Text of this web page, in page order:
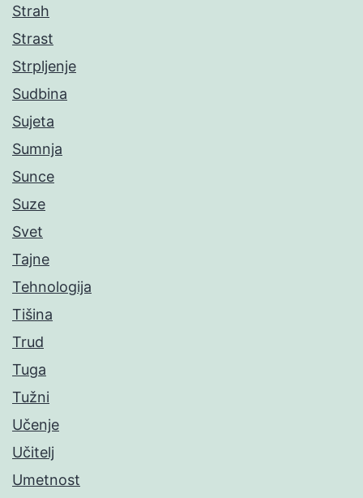
Strah
Strast
Strpljenje
Sudbina
Sujeta
Sumnja
Sunce
Suze
Svet
Tajne
Tehnologija
Tišina
Trud
Tuga
Tužni
Učenje
Učitelj
Umetnost